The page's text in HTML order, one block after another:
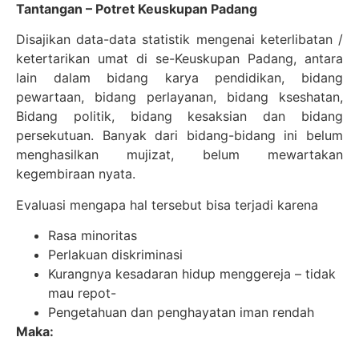
Tantangan – Potret Keuskupan Padang
Disajikan data-data statistik mengenai keterlibatan /
ketertarikan umat di se-Keuskupan Padang, antara
lain dalam bidang karya pendidikan, bidang
pewartaan, bidang perlayanan, bidang kseshatan,
Bidang politik, bidang kesaksian dan bidang
persekutuan. Banyak dari bidang-bidang ini belum
menghasilkan mujizat, belum mewartakan
kegembiraan nyata.
Evaluasi mengapa hal tersebut bisa terjadi karena
Rasa minoritas
Perlakuan diskriminasi
Kurangnya kesadaran hidup menggereja – tidak
mau repot-
Pengetahuan dan penghayatan iman rendah
Maka: